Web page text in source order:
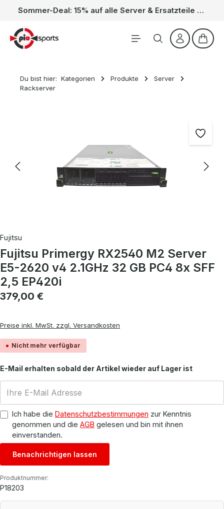
Zum Hauptinhalt springen Sommer-Deal: 15% auf alle Server & Ersatzteile – Kein Code nötig, der Rabatt wird automatisch im Warenkorb abgezogen. Gültig vom 01.06. bis 31.08.
Du bist hier: Kategorien Produkte
Server
Rackserver
Fujitsu
Fujitsu Primergy RX2540 M2 Server
E5-2620 v4 2.1GHz 32 GB PC4 8x SFF
2,5 EP420i
Regulärer Preis:
379,00 €
Preise inkl. MwSt. zzgl. Versandkosten
Nicht mehr verfügbar
E-Mail erhalten sobald der Artikel wieder auf Lager ist
Ich habe die Datenschutzbestimmungen zur Kenntnis
genommen und die AGB gelesen und bin mit ihnen
einverstanden.
Benachrichtigen lassen
Produktnummer:
P18203